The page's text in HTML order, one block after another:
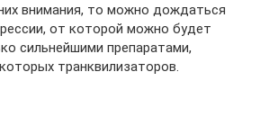
внимания, то можно дождаться
от которой можно будет
сильнейшими препаратами,
транквилизаторов.